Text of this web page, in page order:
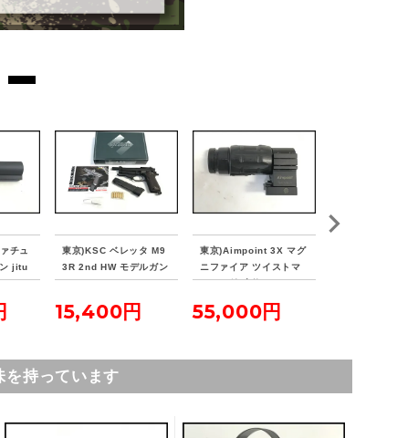
チュ
jitu
東京)KSC ベレッタ M9
3R 2nd HW モデルガン
15,400円
東京)Aimpoint 3X マグ
ニファイア ツイストマ
ウント付 実物
55,000円
を持っています